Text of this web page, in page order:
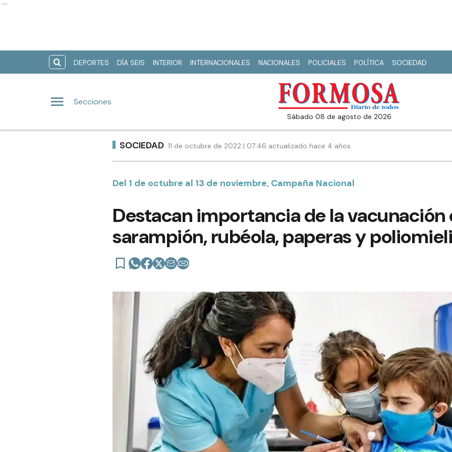
Ads
DEPORTES DÍA SEIS INTERIOR INTERNACIONALES NACIONALES POLICIALES POLÍTICA SOCIEDAD
Secciones
sábado 08 de agosto de 2026
SOCIEDAD 11 de octubre de 2022 | 07:46 actualizado hace 4 años
Del 1 de octubre al 13 de noviembre, Campaña Nacional
Destacan importancia de la vacunación
sarampión, rubéola, paperas y